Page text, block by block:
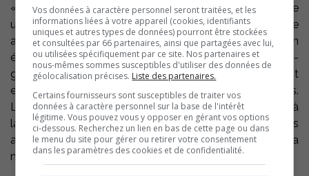
« La Ville de Contrecœur désire se positionner comme
un leader en matière de développement durable et cette
avancée québécoise met de l’avant une nouvelle façon
écologique de gérer le lave-glace. Ces stations lave-
glace auront un impact positif direct sur l’environnement
et éliminent à la source la gestion des bidons.
L’installation et l’utilisation de ces stations contribuent à
la réduction de l’empreinte écologique des
automobilistes et la diminution des GES », mentionne la
mairesse Maud Allaire.
Vos données à caractère personnel seront traitées, et les
informations liées à votre appareil (cookies, identifiants
uniques et autres types de données) pourront être stockées
et consultées par 66 partenaires, ainsi que partagées avec lui,
ou utilisées spécifiquement par ce site. Nos partenaires et
nous-mêmes sommes susceptibles d'utiliser des données de
géolocalisation précises. Liste des partenaires.
Certains fournisseurs sont susceptibles de traiter vos
données à caractère personnel sur la base de l'intérêt
légitime. Vous pouvez vous y opposer en gérant vos options
ci-dessous. Recherchez un lien en bas de cette page ou dans
le menu du site pour gérer ou retirer votre consentement
dans les paramètres des cookies et de confidentialité.